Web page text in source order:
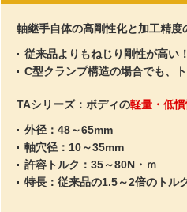
軸継手自体の高剛性化と加工精度
従来品よりもねじり剛性が高い！
C型クランプ構造の場合でも、
TAシリーズ：ボディの軽量・低
外径：48～65mm
軸穴径：10～35mm
許容トルク：35～80N・ｍ
特長：従来品の1.5～2倍のトル